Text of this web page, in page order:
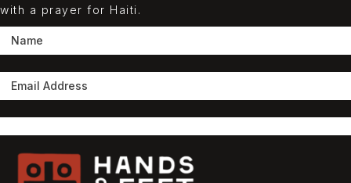
with a prayer for Haiti.